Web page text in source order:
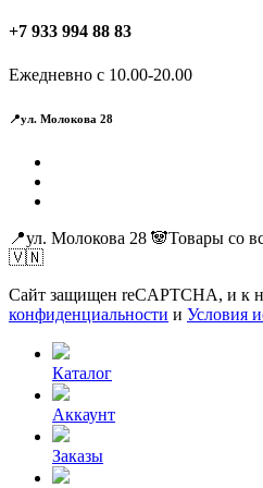
+7 933 994 88 83
Ежедневно с 10.00-20.00
📍ул. Молокова 28
📍ул. Молокова 28
🇻🇳
Сайт защищен reCAPTCHA, и к
конфиденциальности и Условия
Каталог
Аккаунт
Заказы